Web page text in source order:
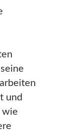
und
wie